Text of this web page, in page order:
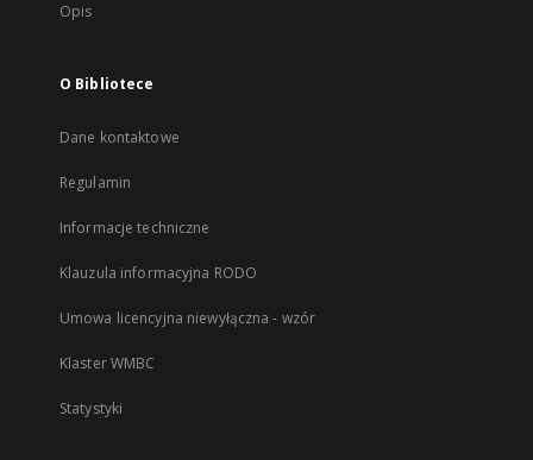
Opis
O Bibliotece
Dane kontaktowe
Regulamin
Informacje techniczne
Klauzula informacyjna RODO
Umowa licencyjna niewyłączna - wzór
Klaster WMBC
Statystyki